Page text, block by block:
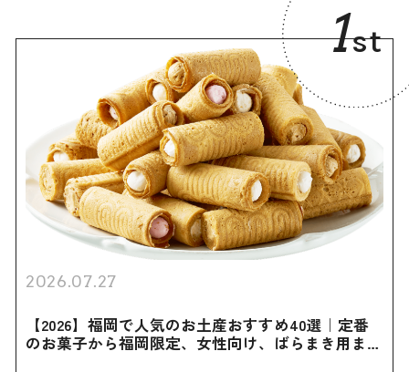
1st
2026.07.27
【2026】福岡で人気のお土産おすすめ40選｜定番
のお菓子から福岡限定、女性向け、ばらまき用まで